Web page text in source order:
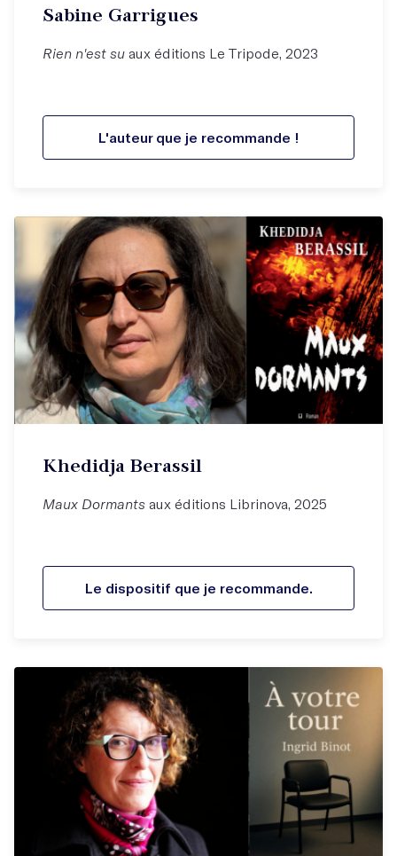
Sabine Garrigues
Rien n'est su aux éditions Le Tripode, 2023
L'auteur que je recommande !
Khedidja Berassil
Maux Dormants aux éditions Librinova, 2025
Le dispositif que je recommande.